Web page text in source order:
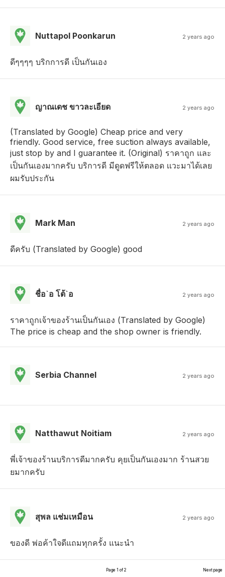
Nuttapol Poonkarun 2 years ago
ดีๆๆๆๆ บริกการดี เป็นกันเอง
ญาณเดช ขาวละเอียด 2 years ago
(Translated by Google) Cheap price and very
friendly. Good service, free suction always available,
just stop by and I guarantee it. (Original) ราคาถูก และ
เป็นกันเองมากครับ บริการดี มีดูดฟรีให้ตลอด เเวะมาได้เลย
ผมรับประกัน
Mark Man 2 years ago
ดีครับ (Translated by Google) good
ชื่อ`อ โต้`อ 2 years ago
ราคาถูกเจ้าของร้านเป็นกันเอง (Translated by Google)
The price is cheap and the shop owner is friendly.
Serbia Channel 2 years ago
Natthawut Noitiam 2 years ago
พี่เจ้าของร้านบริการดีมากครับ คุยเป็นกันเองมาก ร้านสวย
ยมากครับ
สุพล แช่มเหมือน 2 years ago
ของดี พ่อค้าใจดีแถมทุกครั้ง แนะนำ
Page 1 of 2 Next page